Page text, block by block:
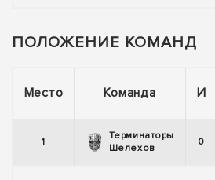
ПОЛОЖЕНИЕ КОМАНД
Место Команда И
1
Терминаторы
Шелехов
0